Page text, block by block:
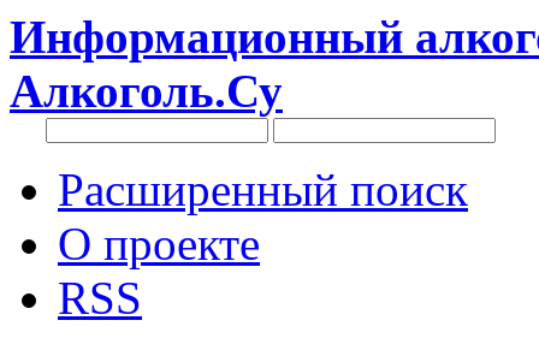
Информационный
Алкоголь.Су
Расширенный поиск
О проекте
RSS